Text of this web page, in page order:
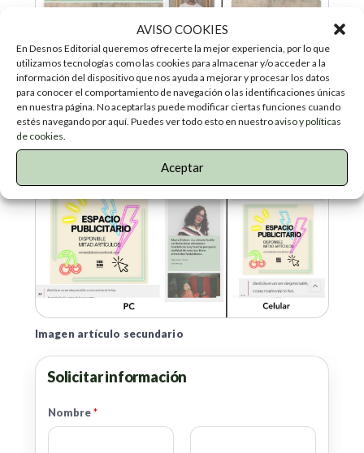
AVISO COOKIES
En Desnos Editorial queremos ofrecerte la mejor experiencia, por lo que
utilizamos tecnologías como las cookies para almacenar y/o acceder a la
información del dispositivo que nos ayuda a mejorar y procesar los datos
para conocer el comportamiento de navegación o las identificaciones únicas
en nuestra página. No aceptarlas puede modificar ciertas funciones cuando
estés navegando por aquí. Puedes ver todo esto en nuestroaviso y políticas
de cookies.
Aceptar
Banner artículos principal
Imagen artículo secundario
Solicitar información
Nombre*